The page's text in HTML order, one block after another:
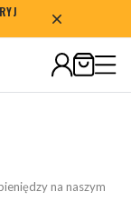
na naszym